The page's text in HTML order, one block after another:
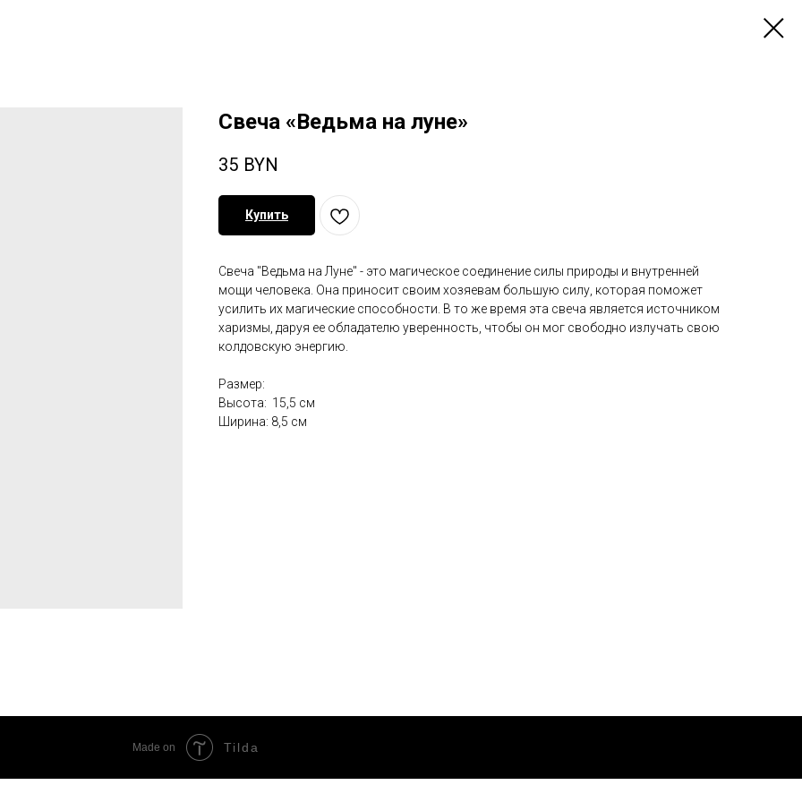
Свеча «Ведьма на луне»
35 BYN
Купить
Свеча "Ведьма на Луне" - это магическое соединение силы природы и внутренней
мощи человека. Она приносит своим хозяевам большую силу, которая поможет
усилить их магические способности. В то же время эта свеча является источником
харизмы, даруя ее обладателю уверенность, чтобы он мог свободно излучать свою
колдовскую энергию.
Размер:
Высота: 15,5 см
Ширина: 8,5 см
Made on Tilda